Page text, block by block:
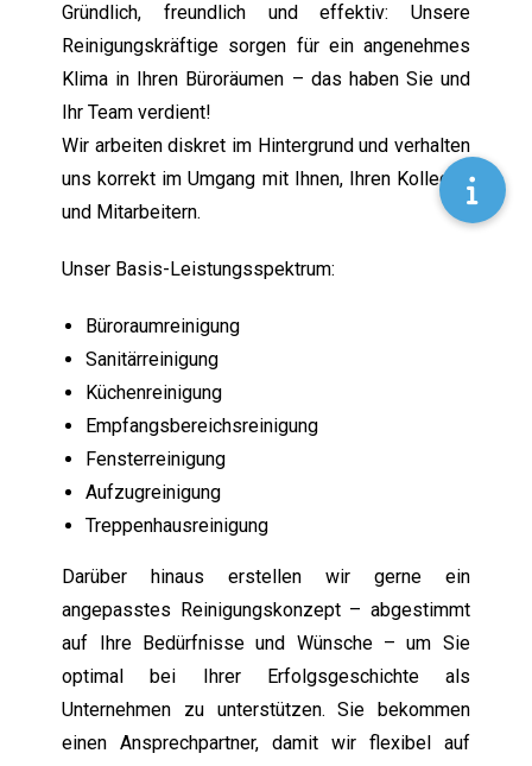
Gründlich, freundlich und effektiv: Unsere
Reinigungskräftige sorgen für ein angenehmes
Klima in Ihren Büroräumen – das haben Sie und
Ihr Team verdient!
Wir arbeiten diskret im Hintergrund und verhalten
uns korrekt im Umgang mit Ihnen, Ihren Kollegen
und Mitarbeitern.
Unser Basis-Leistungsspektrum:
Büroraumreinigung
Sanitärreinigung
Küchenreinigung
Empfangsbereichsreinigung
Fensterreinigung
Aufzugreinigung
Treppenhausreinigung
Darüber hinaus erstellen wir gerne ein
angepasstes Reinigungskonzept – abgestimmt
auf Ihre Bedürfnisse und Wünsche – um Sie
optimal bei Ihrer Erfolgsgeschichte als
Unternehmen zu unterstützen. Sie bekommen
einen Ansprechpartner, damit wir flexibel auf